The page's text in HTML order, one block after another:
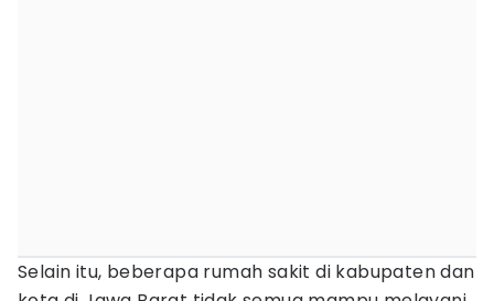
Selain itu, beberapa rumah sakit di kabupaten dan